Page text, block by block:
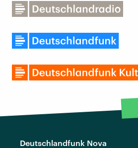
Deutschlandfunk Nova